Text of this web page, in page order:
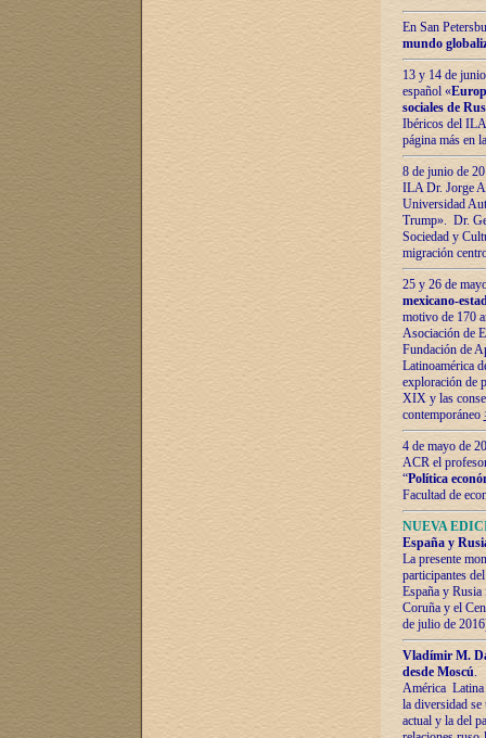
En San
mundo
13 y 14 de
español «
sociales de
Ibéricos del ILA
página más en
8 de junio de
ILA Dr. Jorge
Universidad
Trump». Dr.
Sociedad y
migración
25 y 26 de
mexicano-
motivo de 170
Asociación de
Fundación de
Latinoamérica
exploración de
XIX y las
contemporáneo
4 de mayo de
ACR el
“Política
Facultad de
NUEVA
España y
La presente
participantes
España y
Coruña y el
de julio de
Vladímir М.
desde Moscú.
América Latina
la diversidad
actual у lа del